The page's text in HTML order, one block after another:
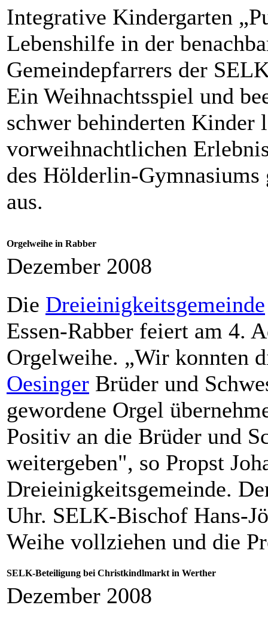
Integrative Kindergarten
Lebenshilfe in der
Gemeindepfarrers der
Ein Weihnachtsspiel und
schwer behinderten Kinder
vorweihnachtlichen
des Hölderlin-
aus.
Orgelweihe in Rabber
Dezember 2008
Die Dreieinigkeitsgemeinde
Essen-Rabber feiert am 4.
Orgelweihe. „Wir konnten
Oesinger Brüder und
gewordene Orgel
Positiv an die Brüder und
weitergeben", so Propst
Dreieinigkeitsgemeinde.
Uhr. SELK-Bischof Hans-
Weihe vollziehen und die
SELK-Beteiligung bei Christkindlmarkt in Werther
Dezember 2008